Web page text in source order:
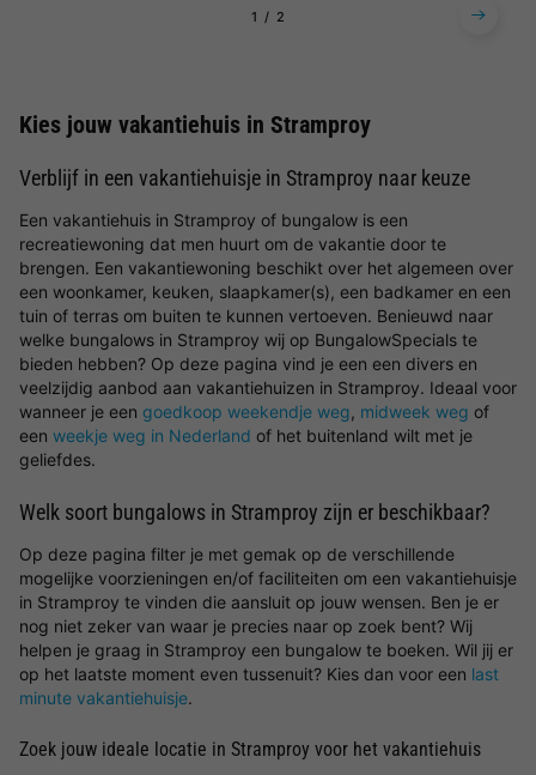
1 2
Kies jouw vakantiehuis in Stramproy
Verblijf in een vakantiehuisje in Stramproy naar keuze
Een vakantiehuis in Stramproy of bungalow is een
recreatiewoning dat men huurt om de vakantie door te
brengen. Een vakantiewoning beschikt over het algemeen over
een woonkamer, keuken, slaapkamer(s), een badkamer en een
tuin of terras om buiten te kunnen vertoeven. Benieuwd naar
welke bungalows in Stramproy wij op BungalowSpecials te
bieden hebben? Op deze pagina vind je een een divers en
veelzijdig aanbod aan vakantiehuizen in Stramproy. Ideaal voor
wanneer je een goedkoop weekendje weg, midweek weg of
een weekje weg in Nederland of het buitenland wilt met je
geliefdes.
Welk soort bungalows in Stramproy zijn er beschikbaar?
Op deze pagina filter je met gemak op de verschillende
mogelijke voorzieningen en/of faciliteiten om een vakantiehuisje
in Stramproy te vinden die aansluit op jouw wensen. Ben je er
nog niet zeker van waar je precies naar op zoek bent? Wij
helpen je graag in Stramproy een bungalow te boeken. Wil jij er
op het laatste moment even tussenuit? Kies dan voor een last
minute vakantiehuisje.
Zoek jouw ideale locatie in Stramproy voor het vakantiehuis